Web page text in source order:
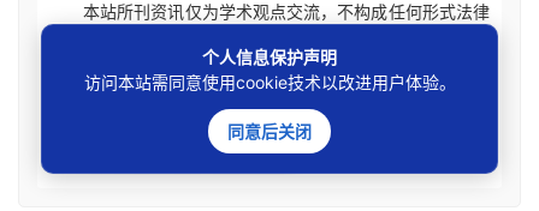
本站所刊资讯仅为学术观点交流，不构成任何形式法律
搬硬套处理具体个案纠纷，由此产生的一切法律后果皆由您
业律师获取针对性法律意见。本站刊载内容版权归原权利
个人信息保护声明
访问本站需同意使用cookie技术以改进用户体验。
同意后关闭